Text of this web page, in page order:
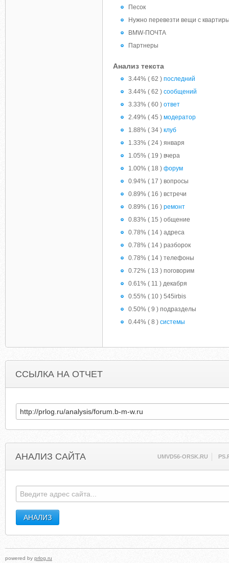
Песок
Нужно перевезти вещи с
BMW-ПОЧТА
Партнеры
Анализ текста
3.44% ( 62 ) последний
3.44% ( 62 ) сообщений
3.33% ( 60 ) ответ
2.49% ( 45 ) модератор
1.88% ( 34 ) клуб
1.33% ( 24 ) января
1.05% ( 19 ) вчера
1.00% ( 18 ) форум
0.94% ( 17 ) вопросы
0.89% ( 16 ) встречи
0.89% ( 16 ) ремонт
0.83% ( 15 ) общение
0.78% ( 14 ) адреса
0.78% ( 14 ) разборок
0.78% ( 14 ) телефоны
0.72% ( 13 ) поговорим
0.61% ( 11 ) декабря
0.55% ( 10 ) 545irbis
0.50% ( 9 ) подразделы
0.44% ( 8 ) системы
ССЫЛКА НА ОТЧЕТ
АНАЛИЗ САЙТА UMVD56-ORSK.RU
powered by prlog.ru